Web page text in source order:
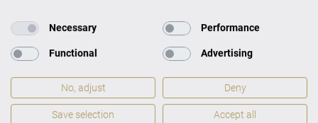
Santos Palisander mit
Messing
Pyramidenmahagoni mit
Messing
39.900 €
Necessary Performance
Functional Advertising
No, adjust Deny
Save selection Accept all